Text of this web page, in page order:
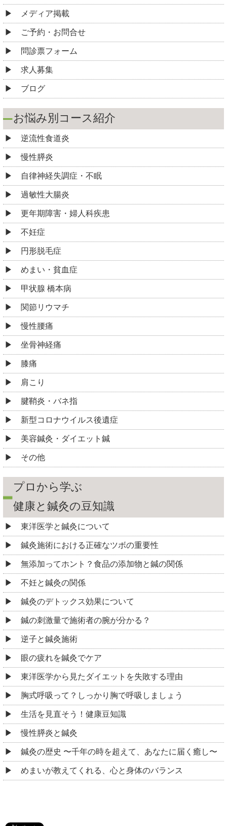
メディア掲載
ご予約・お問合せ
問診票フォーム
求人募集
ブログ
お悩み別コース紹介
逆流性食道炎
慢性膵炎
自律神経失調症・不眠
過敏性大腸炎
更年期障害・婦人科疾患
不妊症
円形脱毛症
めまい・貧血症
甲状腺 橋本病
関節リウマチ
慢性腰痛
坐骨神経痛
膝痛
肩こり
腱鞘炎・バネ指
新型コロナウイルス後遺症
美容鍼灸・ダイエット鍼
その他
プロから学ぶ
健康と鍼灸の豆知識
東洋医学と鍼灸について
鍼灸施術における正確なツボの重要性
無添加ってホント？食品の添加物と鍼の関係
不妊と鍼灸の関係
鍼灸のデトックス効果について
鍼の刺激量で施術者の腕が分かる？
逆子と鍼灸施術
眼の疲れを鍼灸でケア
東洋医学から見たダイエットを失敗する理由
胸式呼吸って？しっかり胸で呼吸しましょう
生活を見直そう！健康豆知識
慢性膵炎と鍼灸
鍼灸の歴史 〜千年の時を超えて、あなたに届く癒し〜
めまいが教えてくれる、心と身体のバランス